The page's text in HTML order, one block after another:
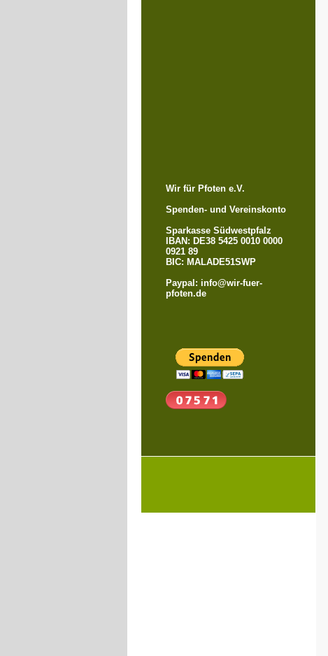
Wir für Pfoten e.V.
Spenden- und Vereinskonto
Sparkasse Südwestpfalz
IBAN: DE38 5425 0010 0000
0921 89
BIC: MALADE51SWP
Paypal: info@wir-fuer-
pfoten.de